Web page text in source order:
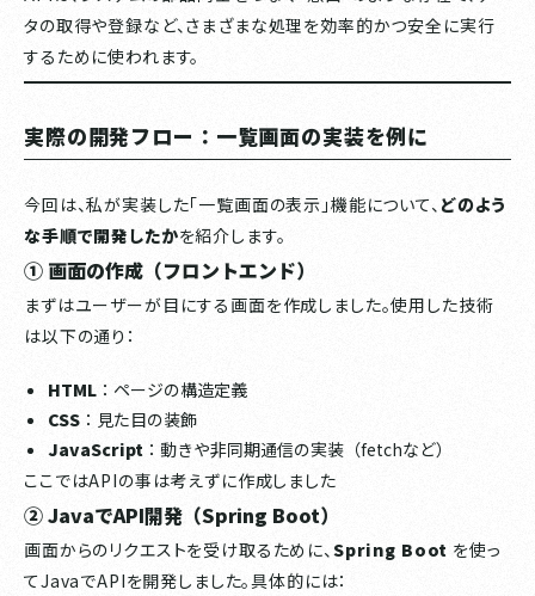
タの取得や登録など、さまざまな処理を効率的かつ安全に実行
するために使われます。
実際の開発フロー：一覧画面の実装を例に
今回は、私が実装した「一覧画面の表示」機能について、 どのよう
な手順で開発したかを紹介します。
① 画面の作成（フロントエンド）
まずはユーザーが目にする画面を作成しました。使用した技術
は以下の通り：
HTML ：ページの構造定義
CSS ：見た目の装飾
JavaScript ：動きや非同期通信の実装（fetchなど）
ここではAPIの事は考えずに作成しました
② JavaでAPI開発（Spring Boot）
画面からのリクエストを受け取るために、Spring Boot を使っ
てJavaでAPIを開発しました。具体的には：